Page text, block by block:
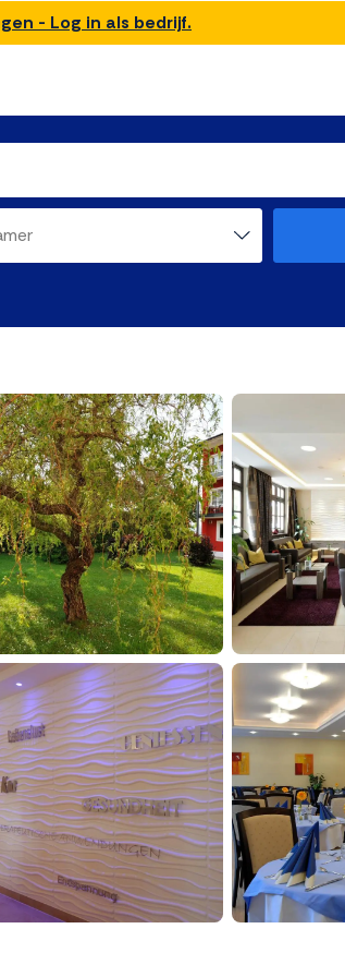
- Log in als bedrijf.